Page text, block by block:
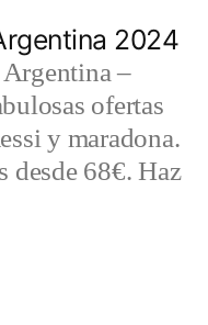
2024
–
ofertas
y maradona.
desde 68€. Haz